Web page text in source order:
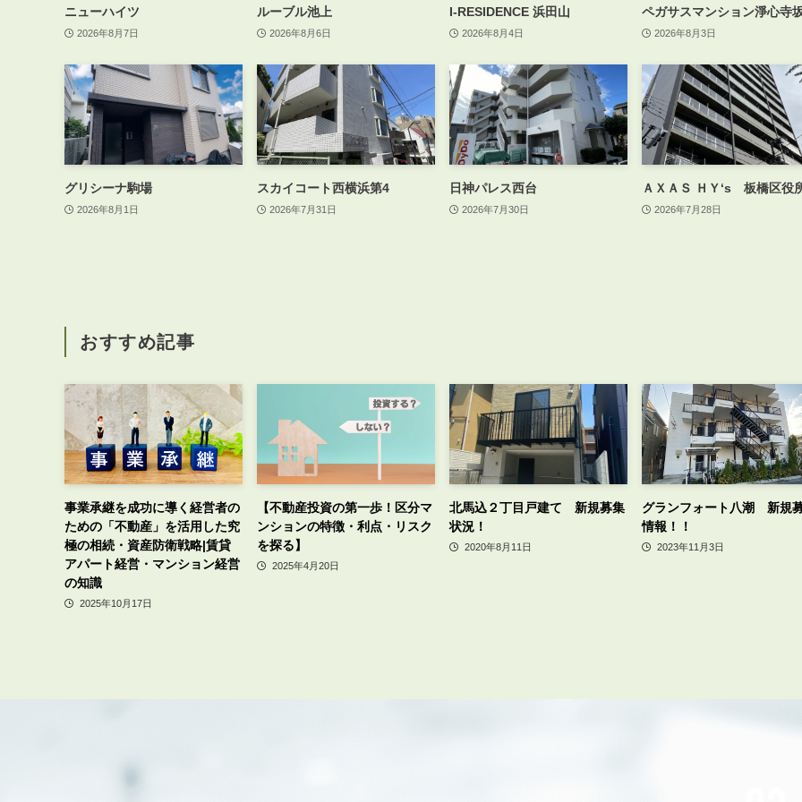
ニューハイツ
2026年8月7日
ルーブル池上
2026年8月6日
I-RESIDENCE 浜田山
2026年8月4日
ペガサスマンション淨心寺
2026年8月3日
グリシーナ駒場
2026年8月1日
スカイコート西横浜第4
2026年7月31日
日神パレス西台
2026年7月30日
ＡＸＡＳ ＨＹ‘s 板橋区役
2026年7月28日
おすすめ記事
事業承継を成功に導く経営者の
ための「不動産」を活用した究
極の相続・資産防衛戦略|賃貸
アパート経営・マンション経営
の知識
2025年10月17日
【不動産投資の第一歩！区分マ
ンションの特徴・利点・リスク
を探る】
2025年4月20日
北馬込２丁目戸建て 新規募集
状況！
2020年8月11日
グランフォート八潮 新規
情報！！
2023年11月3日